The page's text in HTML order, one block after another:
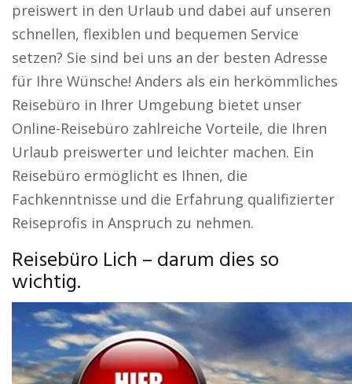
preiswert in den Urlaub und dabei auf unseren
schnellen, flexiblen und bequemen Service
setzen? Sie sind bei uns an der besten Adresse
für Ihre Wünsche! Anders als ein herkömmliches
Reisebüro in Ihrer Umgebung bietet unser
Online-Reisebüro zahlreiche Vorteile, die Ihren
Urlaub preiswerter und leichter machen. Ein
Reisebüro ermöglicht es Ihnen, die
Fachkenntnisse und die Erfahrung qualifizierter
Reiseprofis in Anspruch zu nehmen.
Reisebüro Lich – darum dies so
wichtig.